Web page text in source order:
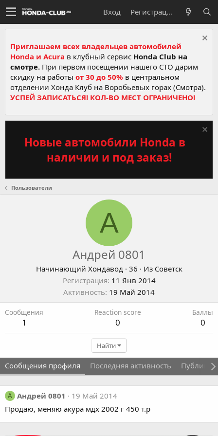
Вход Регистрация
Приглашаем всех владельцев автомобилей
Honda и Acura в клубный сервис Honda Club на
смотре. При первом посещении нашего СТО дарим
скидку на работы от 30 до 50% в центральном
отделении Хонда Клуб на Воробьевых горах (Смотра).
УСПЕЙ ЗАПИСАТЬСЯ! КОЛ-ВО МЕСТ ОГРАНИЧЕНО!
Новые автомобили Honda в
наличии и под заказ!
Пользователи
А
Андрей 0801
Начинающий Хондавод · 36 · Из Советск
Регистрация 11 Янв 2014
Активность 19 Май 2014
Сообщения
1
Reaction score
0
Баллы
0
Найти
Сообщения профиля Последняя активность
А Андрей 0801
19 Май 2014
Продаю, меняю акура мдх 2002 г 450 т.р